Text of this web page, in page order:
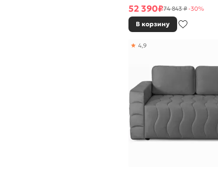
52 390₽74 843 ₽-30%
В корзину
4,9